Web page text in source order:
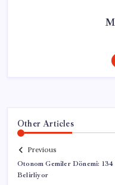
Other Articles
Previous
Otonom Gemiler Dönemi:
Belirliyor